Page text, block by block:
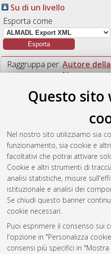
Questo sito
Nel nostro sito utilizziamo sia
funzionamento, sia cookie e
facoltativi che potrai attivare
Cookie e altri strumenti di
analisi statistiche, misure
istituzionale e analisi dei
Se chiudi questo banner
cookie necessari.
Puoi esprimere il consenso sui
l'opzione in "Personalizza
consensi più specifici in
Su di un livello
Esporta come
Raggruppa per: Autore
Nessun
Numero di documenti:1
per applicazioni RF".[Laurea
Bologna, Corso di Studio in
DM270], Documento full-text
Questa lista e' stata
Atom
Rss 1.0